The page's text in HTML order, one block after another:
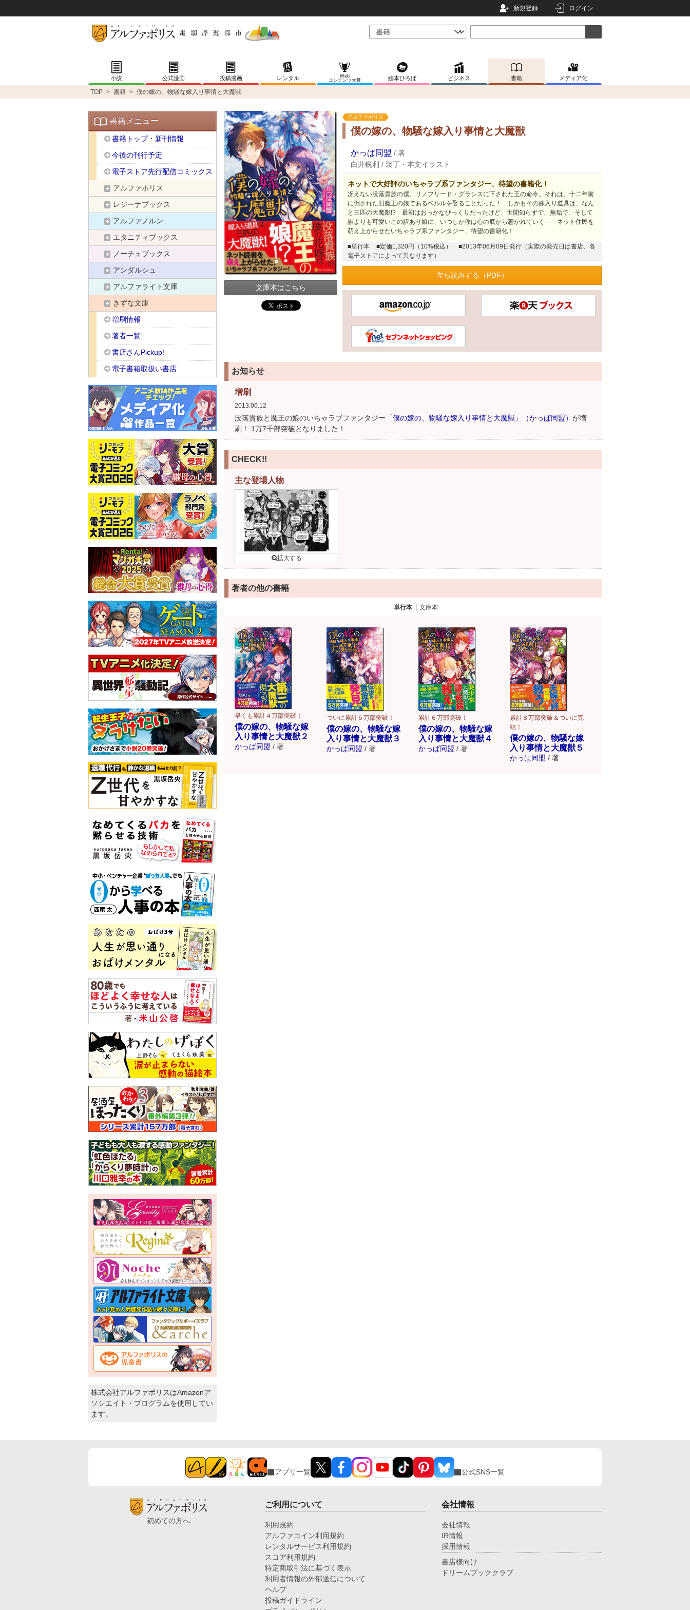
新規登録 ログイン
小説 公式漫画 投稿漫画 レンタル
Web
コンテンツ大賞
絵本ひろば ビジネス 書籍 メディア化
TOP > 書籍 > 僕の嫁の、物騒な嫁入り事情と大魔獣
文庫本はこちら
アルファポリス
僕の嫁の、物騒な嫁入り事情と大魔獣
かっぱ同盟 / 著
白井鋭利 / 装丁・本文イラスト
ネットで大好評のいちゃラブ系ファンタジー、待望の書籍化！
冴えない没落貴族の僕、リノフリード・グラシスに下された王の命令。それは、十二年前
に倒された旧魔王の娘であるベルルを娶ることだった！ しかもその嫁入り道具は、なん
と三匹の大魔獣!? 最初はおっかなびっくりだったけど、世間知らずで、無垢で、そして
誰よりも可愛いこの訳あり娘に、いつしか僕は心の底から惹かれていく――ネット住民を
萌え上がらせたいちゃラブ系ファンタジー、待望の書籍化！
■単行本 ■定価1,320円（10%税込）
■2013年06月09日発行（実際の発売日は書店、各
電子ストアによって異なります）
立ち読みする（PDF）
お知らせ
増刷
2013.06.12
没落貴族と魔王の娘のいちゃラブファンタジー 「僕の嫁の、物騒な嫁入り事情と大魔獣」（かっぱ同盟） が増
刷！ 1万7千部突破となりました！
CHECK!!
主な登場人物
著者の他の書籍
単行本 文庫本
早くも累計４万部突破！
僕の嫁の、物騒な嫁
入り事情と大魔獣２
かっぱ同盟 / 著
ついに累計５万部突破！
僕の嫁の、物騒な嫁
入り事情と大魔獣３
かっぱ同盟 / 著
累計６万部突破！
僕の嫁の、物騒な嫁
入り事情と大魔獣４
かっぱ同盟 / 著
累計８万部突破＆ついに完
結！
僕の嫁の、物騒な嫁
入り事情と大魔獣５
かっぱ同盟 / 著
書籍メニュー
書籍トップ・新刊情報
今後の刊行予定
電子ストア先行配信コミックス
アルファポリス
レジーナブックス
アルファノルン
エタニティブックス
ノーチェブックス
アンダルシュ
アルファライト文庫
きずな文庫
増刷情報
著者一覧
書店さんPickup!
電子書籍取扱い書店
株式会社アルファポリスはAmazonア
ソシエイト・プログラムを使用してい
ます。
アプリ一覧 公式SNS一覧
初めての方へ
ご利用について
利用規約
アルファコイン利用規約
レンタルサービス利用規約
スコア利用規約
特定商取引法に基づく表示
利用者情報の外部送信について
ヘルプ
投稿ガイドライン
会社情報
会社情報
IR情報
採用情報
書店様向け
ドリームブッククラブ